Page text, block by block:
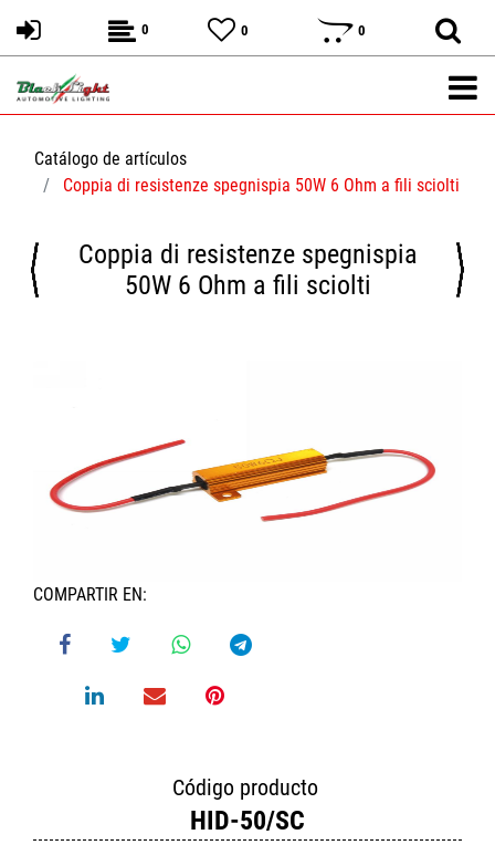
0 0 0
Catálogo de artículos
Coppia di resistenze spegnispia 50W 6 Ohm a fili sciolti
Coppia di resistenze spegnispia
50W 6 Ohm a fili sciolti
COMPARTIR EN:
Código producto
HID-50/SC